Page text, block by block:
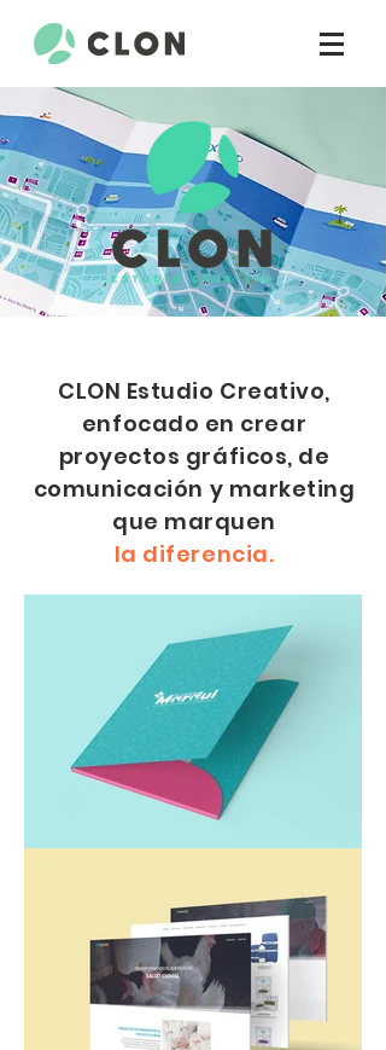
CLON Estudio Creativo,
enfocado en crear
proyectos gráficos, de
comunicación y marketing
que marquen
la diferencia.